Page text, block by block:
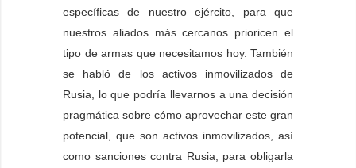
específicas de nuestro ejército, para que
nuestros aliados más cercanos prioricen el
tipo de armas que necesitamos hoy. También
se habló de los activos inmovilizados de
Rusia, lo que podría llevarnos a una decisión
pragmática sobre cómo aprovechar este gran
potencial, que son activos inmovilizados, así
como sanciones contra Rusia, para obligarla